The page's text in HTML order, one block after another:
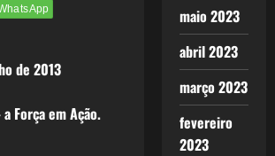
de 2013
Força em Ação.
maio 2023
abril 2023
março 2023
fevereiro
2023